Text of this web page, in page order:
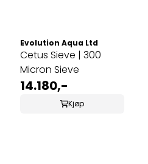
Evolution Aqua Ltd
Cetus Sieve | 300
Micron Sieve
14.180,-
Kjøp